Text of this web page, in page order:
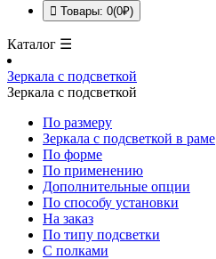
Товары: 0(0₽)
Каталог ☰
Зеркала с подсветкой
Зеркала с подсветкой
По размеру
Зеркала с подсветкой в раме
По форме
По применению
Дополнительные опции
По способу установки
На заказ
По типу подсветки
С полками